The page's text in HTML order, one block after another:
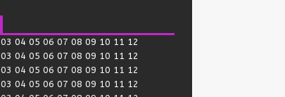
03 04 05 06 07 08 09 10 11 12
03 04 05 06 07 08 09 10 11 12
03 04 05 06 07 08 09 10 11 12
03 04 05 06 07 08 09 10 11 12